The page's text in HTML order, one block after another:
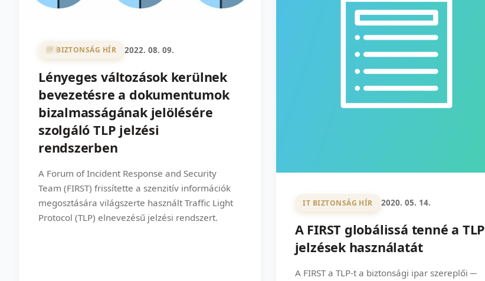
IT BIZTONSÁG HÍR 2022. 08. 09.
Lényeges változások kerülnek
bevezetésre a dokumentumok
bizalmasságának jelölésére
szolgáló TLP jelzési
rendszerben
A Forum of Incident Response and Security
Team (FIRST) frissítette a szenzitív információk
megosztására világszerte használt Traffic Light
Protocol (TLP) elnevezésű jelzési rendszert.
IT BIZTONSÁG HÍR 2020. 05. 14.
A FIRST globálissá tenné a TLP
jelzések használatát
A FIRST a TLP-t a biztonsági ipar szereplői ─